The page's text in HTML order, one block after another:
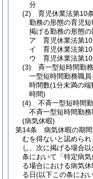
分
(2)
育児休業法第10
勤務の形態の育児
掲げる勤務の形態
ア
育児休業法第
イ
育児休業法第
ウ
育児休業法第
(3)
斉一型短時間勤
一型短時間勤務職
時間数(1分未満の端
時間)
(4)
不斉一型短時間
不斉一型短時間勤
(病気休暇)
第14条
病気休暇の期
むを得ないと認められ
し、次に掲げる場合
条において「特定病
る場合における病気
る日(以下この条にお